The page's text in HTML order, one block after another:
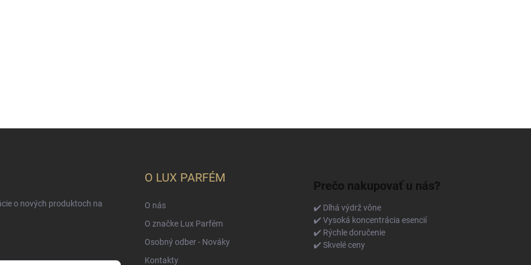
o nových produktoch na
O LUX PARFÉM
O nás
O značke Lux Parfém
Osobný odber - Nováky
Kontakty
Prečo nakupovať u nás?
✔️ Dlhá výdrž vône
✔️ Vysoká koncentrácia esencií
✔️ Rýchle doručenie
✔️ Skvelé ceny